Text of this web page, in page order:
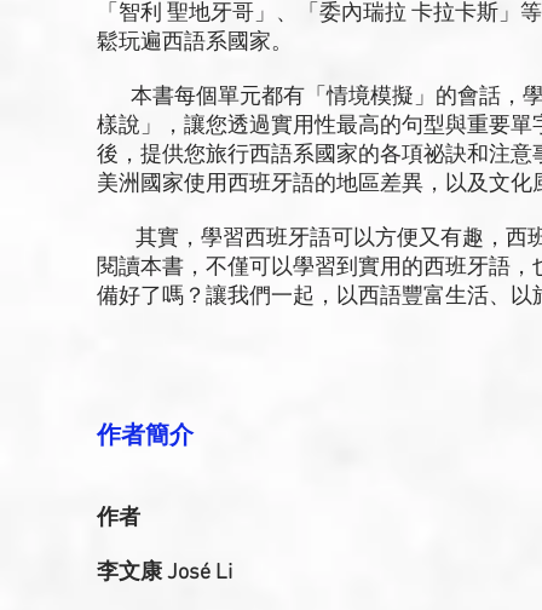
「智利 聖地牙哥」、「委內瑞拉 卡拉卡斯」
鬆玩遍西語系國家。
本書每個單元都有「情境模擬」的會話，
樣說」，讓您透過實用性最高的句型與重要
後，提供您旅行西語系國家的各項祕訣和注
美洲國家使用西班牙語的地區差異，以及文化
其實，學習西班牙語可以方便又有趣，西
閱讀本書，不僅可以學習到實用的西班牙語
備好了嗎？讓我們一起，以西語豐富生活、以
作者簡介
作者
李文康 José Li